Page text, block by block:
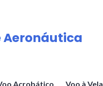
Aeronáutica
Acrobático Voo à Vela